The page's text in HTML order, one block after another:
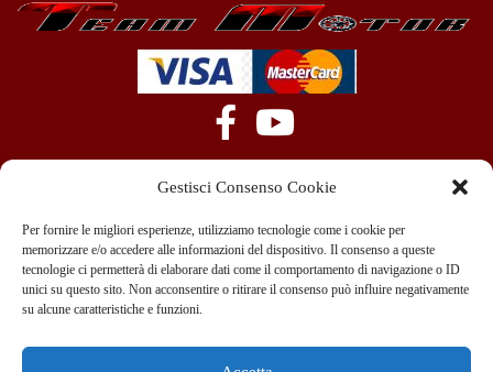
Gestisci Consenso Cookie
Per fornire le migliori esperienze, utilizziamo tecnologie come i cookie per
memorizzare e/o accedere alle informazioni del dispositivo. Il consenso a queste
tecnologie ci permetterà di elaborare dati come il comportamento di navigazione o ID
unici su questo sito. Non acconsentire o ritirare il consenso può influire negativamente
su alcune caratteristiche e funzioni.
+39 351 970 89 33
info@teammotor.it